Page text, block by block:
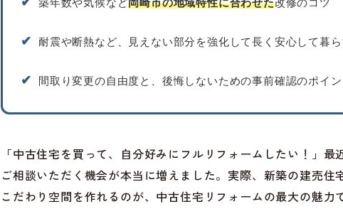
築年数や気候など岡崎市の地域特性に合わせた改修のコツ
✔︎ 耐震や断熱など、見えない部分を強化して長く安心して暮
✔︎ 間取り変更の自由度と、後悔しないための事前確認のポイン
「中古住宅を買って、自分好みにフルリフォームしたい！」
ご相談いただく機会が本当に増えました。実際、新築の建売
こだわり空間を作れるのが、中古住宅リフォームの最大の魅力